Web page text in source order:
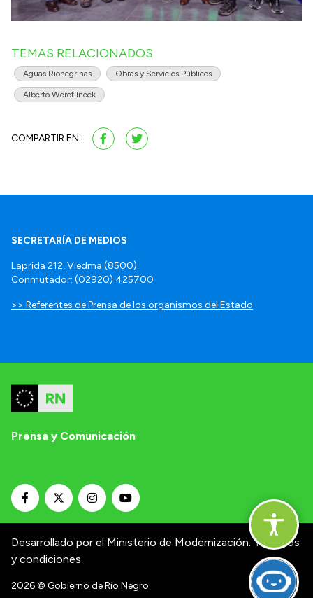
TEMAS RELACIONADOS
Aguas Rionegrinas Obras y Servicios Públicos
Alberto Weretilneck
COMPARTIR EN:
SECRETARÍA DE MEDIOS
Laprida 212, Viedma (8500).
Conmutador: (02920) 425700
>> Referentes de Prensa de los organismos del Estado
Prensa y Comunicación
Desarrollado por el Ministerio de Modernización. Términos
y condiciones
2026© Gobierno de Río Negro